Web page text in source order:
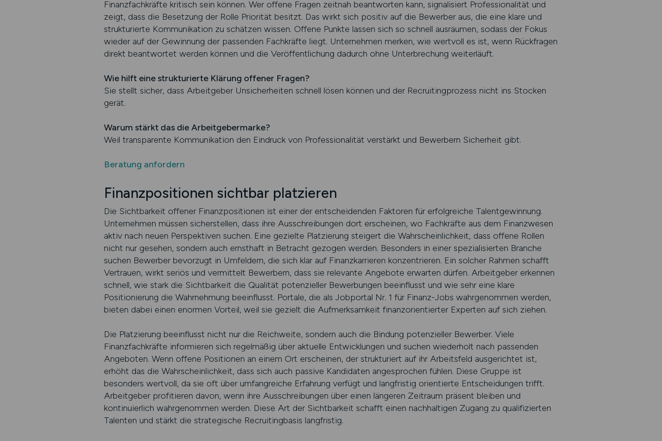
Finanzfachkräfte kritisch sein können. Wer offene Fragen zeitnah beantworten kann, signalisiert Professionalität und
zeigt, dass die Besetzung der Rolle Priorität besitzt. Das wirkt sich positiv auf die Bewerber aus, die eine klare und
strukturierte Kommunikation zu schätzen wissen. Offene Punkte lassen sich so schnell ausräumen, sodass der Fokus
wieder auf der Gewinnung der passenden Fachkräfte liegt. Unternehmen merken, wie wertvoll es ist, wenn Rückfragen
direkt beantwortet werden können und die Veröffentlichung dadurch ohne Unterbrechung weiterläuft.
Wie hilft eine strukturierte Klärung offener Fragen?
Sie stellt sicher, dass Arbeitgeber Unsicherheiten schnell lösen können und der Recruitingprozess nicht ins Stocken
gerät.
Warum stärkt das die Arbeitgebermarke?
Weil transparente Kommunikation den Eindruck von Professionalität verstärkt und Bewerbern Sicherheit gibt.
Beratung anfordern
Finanzpositionen sichtbar platzieren
Die Sichtbarkeit offener Finanzpositionen ist einer der entscheidenden Faktoren für erfolgreiche Talentgewinnung.
Unternehmen müssen sicherstellen, dass ihre Ausschreibungen dort erscheinen, wo Fachkräfte aus dem Finanzwesen
aktiv nach neuen Perspektiven suchen. Eine gezielte Platzierung steigert die Wahrscheinlichkeit, dass offene Rollen
nicht nur gesehen, sondern auch ernsthaft in Betracht gezogen werden. Besonders in einer spezialisierten Branche
suchen Bewerber bevorzugt in Umfeldern, die sich klar auf Finanzkarrieren konzentrieren. Ein solcher Rahmen schafft
Vertrauen, wirkt seriös und vermittelt Bewerbern, dass sie relevante Angebote erwarten dürfen. Arbeitgeber erkennen
schnell, wie stark die Sichtbarkeit die Qualität potenzieller Bewerbungen beeinflusst und wie sehr eine klare
Positionierung die Wahrnehmung beeinflusst. Portale, die als Jobportal Nr. 1 für Finanz-Jobs wahrgenommen werden,
bieten dabei einen enormen Vorteil, weil sie gezielt die Aufmerksamkeit finanzorientierter Experten auf sich ziehen.
Die Platzierung beeinflusst nicht nur die Reichweite, sondern auch die Bindung potenzieller Bewerber. Viele
Finanzfachkräfte informieren sich regelmäßig über aktuelle Entwicklungen und suchen wiederholt nach passenden
Angeboten. Wenn offene Positionen an einem Ort erscheinen, der strukturiert auf ihr Arbeitsfeld ausgerichtet ist,
erhöht das die Wahrscheinlichkeit, dass sich auch passive Kandidaten angesprochen fühlen. Diese Gruppe ist
besonders wertvoll, da sie oft über umfangreiche Erfahrung verfügt und langfristig orientierte Entscheidungen trifft.
Arbeitgeber profitieren davon, wenn ihre Ausschreibungen über einen längeren Zeitraum präsent bleiben und
kontinuierlich wahrgenommen werden. Diese Art der Sichtbarkeit schafft einen nachhaltigen Zugang zu qualifizierten
Talenten und stärkt die strategische Recruitingbasis langfristig.